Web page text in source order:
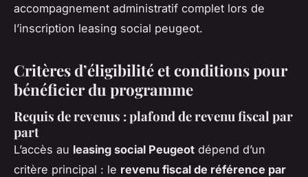
accompagnement administratif complet lors de
l’inscription leasing social peugeot.
Critères d’éligibilité et conditions pour
bénéficier du programme
Requis de revenus : plafond de revenu fiscal par
part
L’accès au leasing social Peugeot dépend d’un
critère principal : le revenu fiscal de référence par